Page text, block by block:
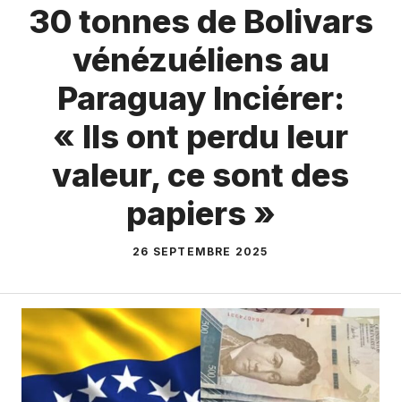
30 tonnes de Bolivars
vénézuéliens au
Paraguay Inciérer:
« Ils ont perdu leur
valeur, ce sont des
papiers »
26 SEPTEMBRE 2025